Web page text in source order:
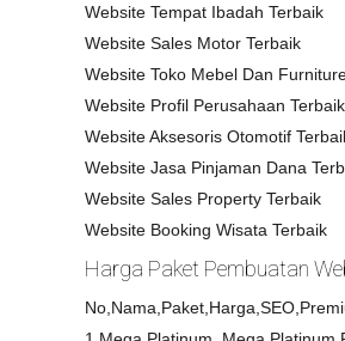
Website Tempat Ibadah Terbaik
Website Sales Motor Terbaik
Website Toko Mebel Dan
Website Profil Perusahaan Terbaik
Website Aksesoris Otomotif
Website Jasa Pinjaman Dana
Website Sales Property Terbaik
Website Booking Wisata Terbaik
Harga Paket Pembuatan